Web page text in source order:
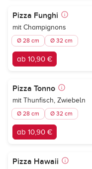
Pizza Funghi
mit Champignons
Ø 28 cm Ø 32 cm
ab 10,90 €
Pizza Tonno
mit Thunfisch, Zwiebeln
Ø 28 cm Ø 32 cm
ab 10,90 €
Pizza Hawaii